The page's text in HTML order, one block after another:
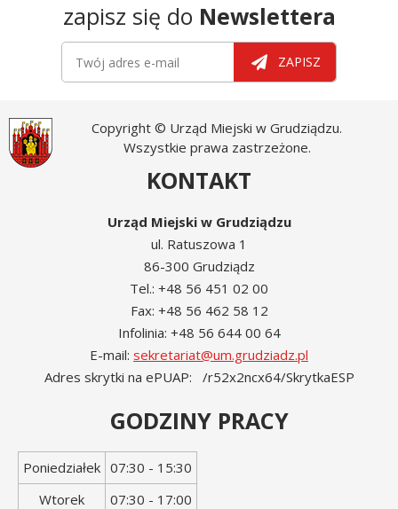
zapisz się do Newslettera
ZAPISZ
Copyright © Urząd Miejski w Grudziądzu.
Wszystkie prawa zastrzeżone.
KONTAKT
Urząd Miejski w Grudziądzu
ul. Ratuszowa 1
86-300 Grudziądz
Tel.: +48 56 451 02 00
Fax: +48 56 462 58 12
Infolinia: +48 56 644 00 64
E-mail: sekretariat@um.grudziadz.pl
Adres skrytki na ePUAP: /r52x2ncx64/SkrytkaESP
GODZINY PRACY
Dzień
tygodnia
Godziny
otwarcia
Poniedziałek 07:30 - 15:30
Wtorek
07:30 - 17:00